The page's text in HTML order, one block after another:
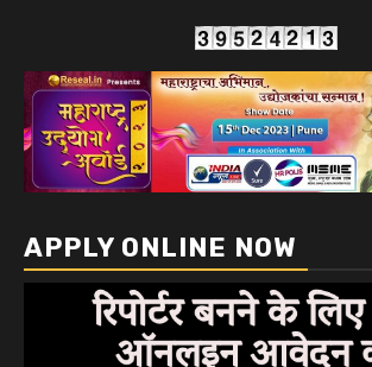
APPLY ONLINE NOW